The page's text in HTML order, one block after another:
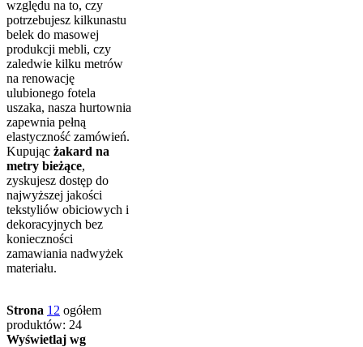
względu na to, czy
potrzebujesz kilkunastu
belek do masowej
produkcji mebli, czy
zaledwie kilku metrów
na renowację
ulubionego fotela
uszaka, nasza hurtownia
zapewnia pełną
elastyczność zamówień.
Kupując żakard na
metry bieżące,
zyskujesz dostęp do
najwyższej jakości
tekstyliów obiciowych i
dekoracyjnych bez
konieczności
zamawiania nadwyżek
materiału.
Strona 1 2 ogółem
produktów: 24
Wyświetlaj wg